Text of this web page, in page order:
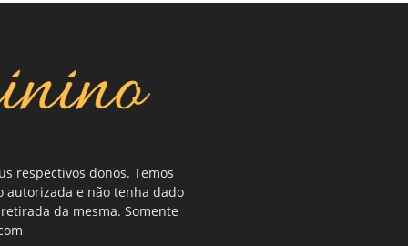
respectivos donos. Temos
autorizada e não tenha dado
da mesma. Somente